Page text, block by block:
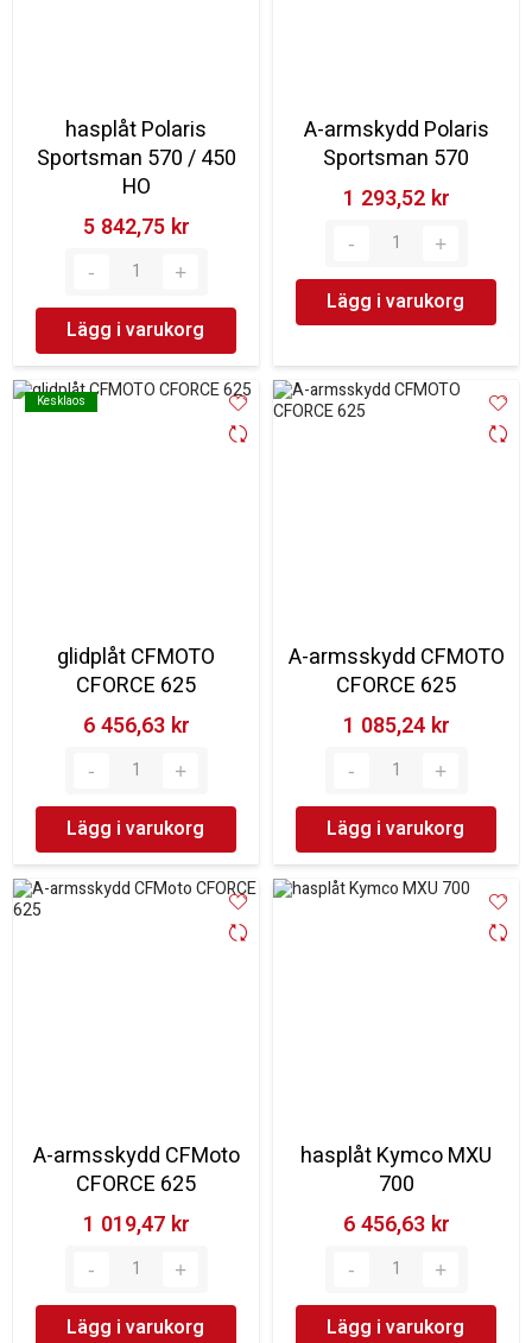
hasplåt Polaris
Sportsman 570 / 450
HO
5 842,75 kr‎
Lägg i varukorg
A-armskydd Polaris
Sportsman 570
1 293,52 kr‎
Lägg i varukorg
Kesklaos
Kesklaos
glidplåt CFMOTO
CFORCE 625
6 456,63 kr‎
Lägg i varukorg
A-armsskydd CFMOTO
CFORCE 625
1 085,24 kr‎
Lägg i varukorg
A-armsskydd CFMoto
CFORCE 625
1 019,47 kr‎
Lägg i varukorg
hasplåt Kymco MXU
700
6 456,63 kr‎
Lägg i varukorg